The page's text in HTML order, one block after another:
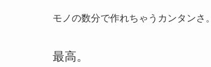
モノの数分で作れちゃうカンタンさ。
最高。